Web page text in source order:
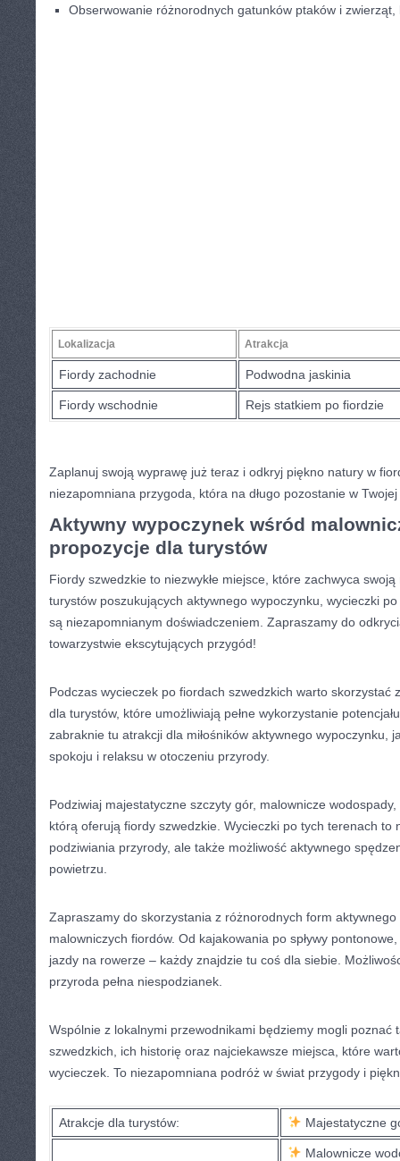
Obserwowanie⁢ różnorodnych gatunków ptaków​ i
Lokalizacja Atrakcja
Fiordy ‍zachodnie Podwodna jaskinia
Fiordy wschodnie Rejs statkiem ​po fiordzie
Zaplanuj swoją wyprawę już teraz⁢ i ⁢odkryj piękno ‌natury w
⁣niezapomniana ⁢przygoda, ‍która na długo pozostanie w
Aktywny ‌wypoczynek wśród
propozycje dla turystów
Fiordy ‍szwedzkie to niezwykłe miejsce, które ‍zachwyca‍
turystów poszukujących aktywnego wypoczynku, wycieczki
są ⁤niezapomnianym ⁣doświadczeniem. Zapraszamy do
towarzystwie ekscytujących przygód!
Podczas wycieczek ‌po fiordach szwedzkich ‌warto skorzystać
dla‍ turystów, które umożliwiają pełne wykorzystanie
⁤zabraknie tu atrakcji​ dla miłośników aktywnego wypoczynku,
spokoju i ⁢relaksu w⁤ otoczeniu przyrody.
Podziwiaj ⁢majestatyczne szczyty gór, malownicze
którą oferują⁢ fiordy szwedzkie. Wycieczki po tych terenach to
⁣podziwiania przyrody, ale także możliwość aktywnego
powietrzu.
Zapraszamy do skorzystania z różnorodnych form
malowniczych fiordów.‍ Od⁢ kajakowania po spływy⁣
jazdy na rowerze – każdy znajdzie tu⁤ coś‌ dla siebie.‍
przyroda pełna niespodzianek.
Wspólnie z lokalnymi przewodnikami⁤ będziemy‌ mogli poznać
szwedzkich, ich historię oraz najciekawsze miejsca,‌ które
wycieczek. To‌ niezapomniana podróż ⁤w świat przygody i
Atrakcje ‍dla turystów: ⁢Majestatyczne
Malownicze